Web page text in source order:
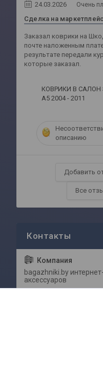
24.03.2026 Очень
Сделка на
Заказал коврики на
почте наложенным
результате передали
которые заказал.
КОВРИКИ В САЛОН
A5 2004 - 2011
описанию
Добавить
Все
bagazhniki.by
аксессуаров
ул. Притыцкого 62/в